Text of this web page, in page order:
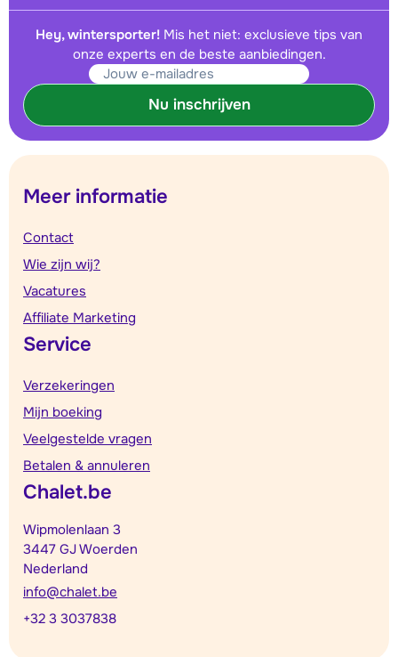
Hey, wintersporter! Mis het niet: exclusieve tips van
onze experts en de beste aanbiedingen.
Nu inschrijven
Meer informatie
Contact
Wie zijn wij?
Vacatures
Affiliate Marketing
Service
Verzekeringen
Mijn boeking
Veelgestelde vragen
Betalen & annuleren
Chalet.be
Wipmolenlaan 3
3447 GJ Woerden
Nederland
info@chalet.be
+32 3 3037838